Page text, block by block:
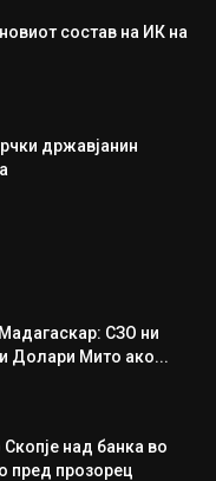
состав на ИК на
државјанин
СЗО ни
Долари Мито ако...
над банка во
пред прозорец